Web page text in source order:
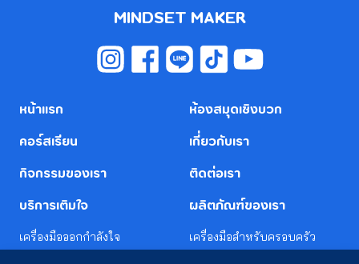
MINDSET MAKER
หน้าแรก
คอร์สเรียน
กิจกรรมของเรา
ห้องสมุดเชิงบวก
เกี่ยวกับเรา
ติดต่อเรา
บริการเติมใจ
เครื่องมือออกกำลังใจ
ผลิตภัณฑ์ของเรา
เครื่องมือสำหรับครอบครัว